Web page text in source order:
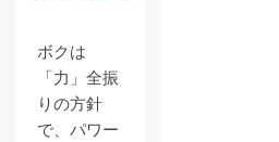
ボクは
「力」全振
りの方針
で、パワー